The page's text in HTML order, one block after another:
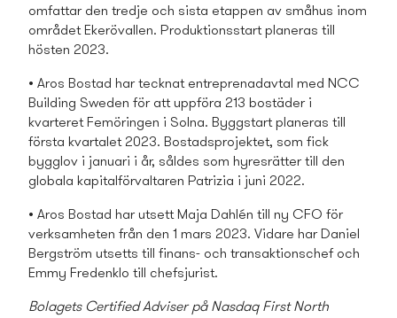
omfattar den tredje och sista etappen av småhus inom
området Ekerövallen. Produktionsstart planeras till
hösten 2023.
• Aros Bostad har tecknat entreprenadavtal med NCC
Building Sweden för att uppföra 213 bostäder i
kvarteret Femöringen i Solna. Byggstart planeras till
första kvartalet 2023. Bostads­projektet, som fick
bygglov i januari i år, såldes som hyresrätter till den
globala kapitalförvaltaren Patrizia i juni 2022.
• Aros Bostad har utsett Maja Dahlén till ny CFO för
verksamheten från den 1 mars 2023. Vidare har Daniel
Bergström utsetts till finans- och transaktionschef och
Emmy Fredenklo till chefsjurist.
Bolagets Certified Adviser på Nasdaq First North